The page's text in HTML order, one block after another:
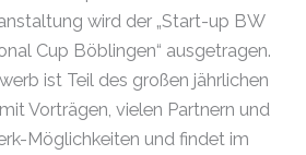
wird der „Start-up BW
Cup Böblingen“ ausgetragen.
ist Teil des großen jährlichen
Vorträgen, vielen Partnern und
Möglichkeiten und findet im